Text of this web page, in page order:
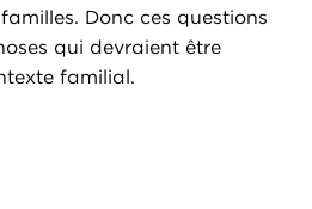
Donc ces questions
qui devraient être
familial.